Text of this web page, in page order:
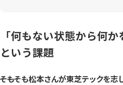
「何もない状態から何か
という課題
――そもそも松本さんが東芝テックを